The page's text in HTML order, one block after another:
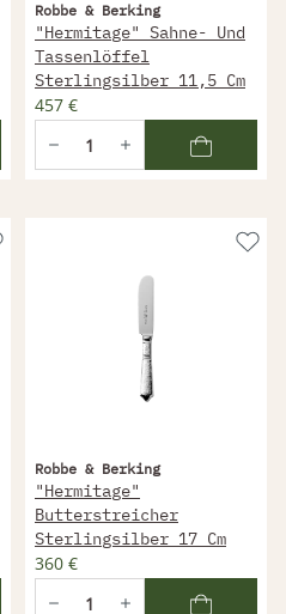
Robbe & Berking
"Hermitage" Sahne- Und
Tassenlöffel
Sterlingsilber 11,5 Cm
457 €
Robbe & Berking
"Hermitage"
Butterstreicher
Sterlingsilber 17 Cm
360 €